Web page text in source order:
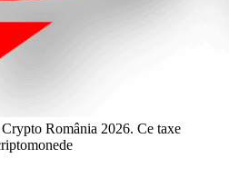
România 2026. Ce taxe